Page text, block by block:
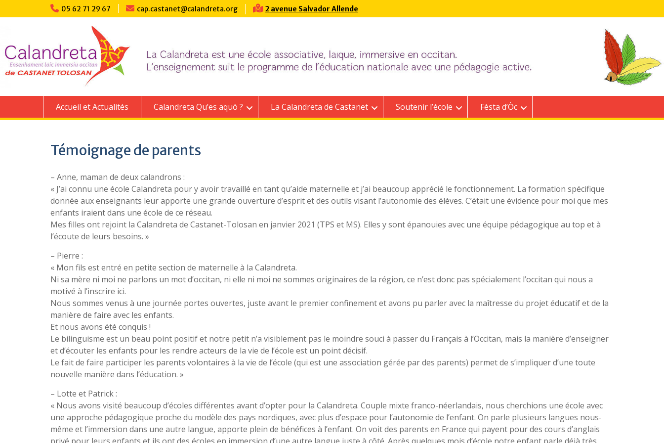
to
05 62 71 29 67 cap.castanet@calandreta.org 2 avenue Salvador Allende
Accueil et Actualités Calandreta Qu’es aquò ? La Calandreta de Castanet Soutenir l’école Fèsta d’Òc
Témoignage de parents
– Anne, maman de deux calandrons :
« J’ai connu une école Calandreta pour y avoir travaillé en tant qu’aide maternelle et j’ai beaucoup apprécié le fonctionnement. La formation spécifique
donnée aux enseignants leur apporte une grande ouverture d’esprit et des outils visant l’autonomie des élèves. C’était une évidence pour moi que mes
enfants iraient dans une école de ce réseau.
Mes filles ont rejoint la Calandreta de Castanet-Tolosan en janvier 2021 (TPS et MS). Elles y sont épanouies avec une équipe pédagogique au top et à
l’écoute de leurs besoins. »
– Pierre :
« Mon fils est entré en petite section de maternelle à la Calandreta.
Ni sa mère ni moi ne parlons un mot d’occitan, ni elle ni moi ne sommes originaires de la région, ce n’est donc pas spécialement l’occitan qui nous a
motivé à l’inscrire ici.
Nous sommes venus à une journée portes ouvertes, juste avant le premier confinement et avons pu parler avec la maîtresse du projet éducatif et de la
manière de faire avec les enfants.
Et nous avons été conquis !
Le bilinguisme est un beau point positif et notre petit n’a visiblement pas le moindre souci à passer du Français à l’Occitan, mais la manière d’enseigner
et d’écouter les enfants pour les rendre acteurs de la vie de l’école est un point décisif.
Le fait de faire participer les parents volontaires à la vie de l’école (qui est une association gérée par des parents) permet de s’impliquer d’une toute
nouvelle manière dans l’éducation. »
– Lotte et Patrick :
« Nous avons visité beaucoup d’écoles différentes avant d’opter pour la Calandreta. Couple mixte franco-néerlandais, nous cherchions une école avec
une approche pédagogique proche du modèle des pays nordiques, avec plus d’espace pour l’autonomie de l’enfant. On parle plusieurs langues nous-
même et l’immersion dans une autre langue, apporte plein de bénéfices à l’enfant. On voit des parents en France qui payent pour des cours d’anglais